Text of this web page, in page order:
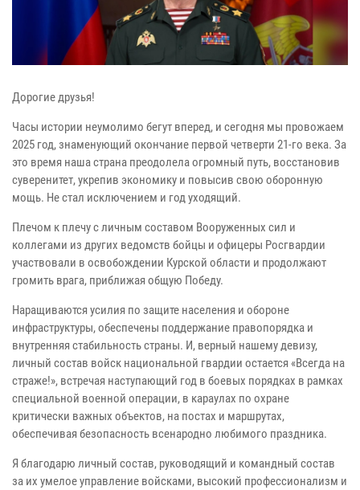
Дорогие друзья!
Часы истории неумолимо бегут вперед, и сегодня мы провожаем
2025 год, знаменующий окончание первой четверти 21-го века. За
это время наша страна преодолела огромный путь, восстановив
суверенитет, укрепив экономику и повысив свою оборонную
мощь. Не стал исключением и год уходящий.
Плечом к плечу с личным составом Вооруженных сил и
коллегами из других ведомств бойцы и офицеры Росгвардии
участвовали в освобождении Курской области и продолжают
громить врага, приближая общую Победу.
Наращиваются усилия по защите населения и обороне
инфраструктуры, обеспечены поддержание правопорядка и
внутренняя стабильность страны. И, верный нашему девизу,
личный состав войск национальной гвардии остается «Всегда на
страже!», встречая наступающий год в боевых порядках в рамках
специальной военной операции, в караулах по охране
критически важных объектов, на постах и маршрутах,
обеспечивая безопасность всенародно любимого праздника.
Я благодарю личный состав, руководящий и командный состав
за их умелое управление войсками, высокий профессионализм и